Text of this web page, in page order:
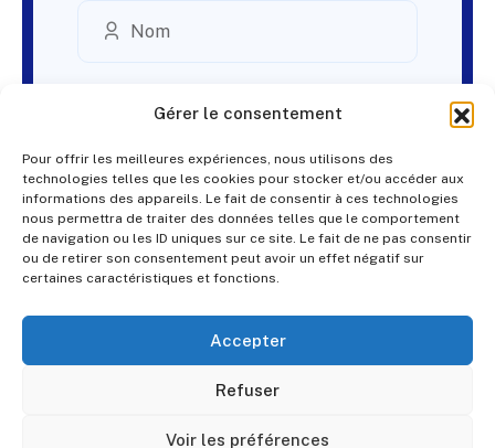
Gérer le consentement
Pour offrir les meilleures expériences, nous utilisons des
technologies telles que les cookies pour stocker et/ou accéder aux
informations des appareils. Le fait de consentir à ces technologies
nous permettra de traiter des données telles que le comportement
de navigation ou les ID uniques sur ce site. Le fait de ne pas consentir
ou de retirer son consentement peut avoir un effet négatif sur
certaines caractéristiques et fonctions.
Accepter
Refuser
Voir les préférences